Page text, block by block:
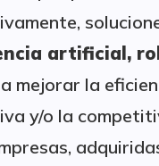
artificial,
mejorar la
y/o la